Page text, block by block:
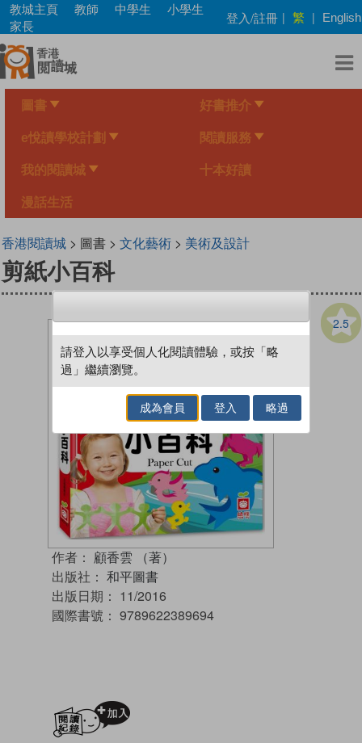
Skip
main
content
教城主頁 教師 中學生
小學生
家長
登入/註冊 | 繁 | English
圖書 好書推介
e悅讀學校計劃 閱讀服務
我的閱讀城 十本好讀
漫話生活
香港閱讀城> 圖書 > 文化藝術> 美術及設計
剪紙小百科
2.5
作者： 顧香雲 （著）
出版社： 和平圖書
出版日期： 11/2016
國際書號： 9789622389694
請登入以享受個人化閱讀體驗，或按「略
過」繼續瀏覽。
成為會員 登入 略過